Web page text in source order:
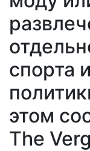
спорта
этом
The